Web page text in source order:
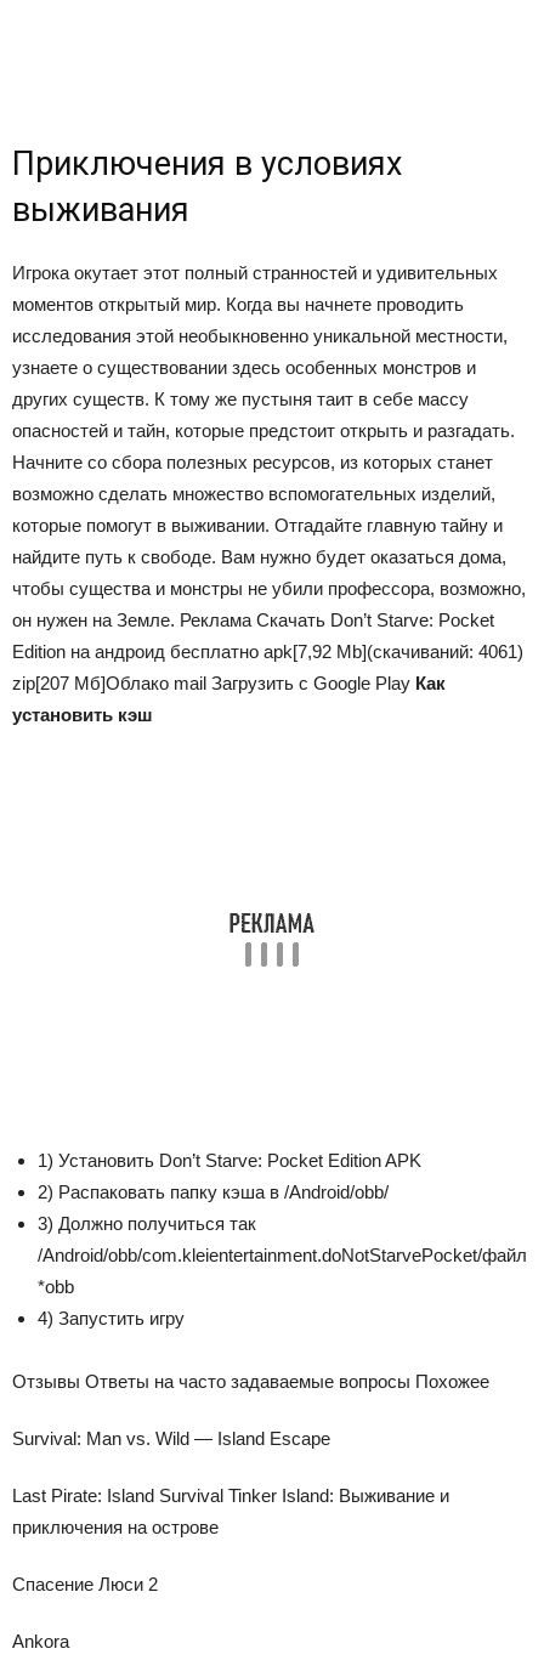
Приключения в условиях
выживания
Игрока окутает этот полный странностей и удивительных
моментов открытый мир. Когда вы начнете проводить
исследования этой необыкновенно уникальной местности,
узнаете о существовании здесь особенных монстров и
других существ. К тому же пустыня таит в себе массу
опасностей и тайн, которые предстоит открыть и разгадать.
Начните со сбора полезных ресурсов, из которых станет
возможно сделать множество вспомогательных изделий,
которые помогут в выживании. Отгадайте главную тайну и
найдите путь к свободе. Вам нужно будет оказаться дома,
чтобы существа и монстры не убили профессора, возможно,
он нужен на Земле. Реклама Скачать Don’t Starve: Pocket
Edition на андроид бесплатно apk[7,92 Mb](cкачиваний: 4061)
zip[207 Мб]Облако mail Загрузить с Google Play Как
установить кэш
1) Установить Don’t Starve: Pocket Edition APK
2) Распаковать папку кэша в /Android/obb/
3) Должно получиться так
/Android/obb/com.kleientertainment.doNotStarvePocket/файл
*obb
4) Запустить игру
Отзывы Ответы на часто задаваемые вопросы Похожее
Survival: Man vs. Wild — Island Escape
Last Pirate: Island Survival Tinker Island: Выживание и
приключения на острове
Спасение Люси 2
Ankora